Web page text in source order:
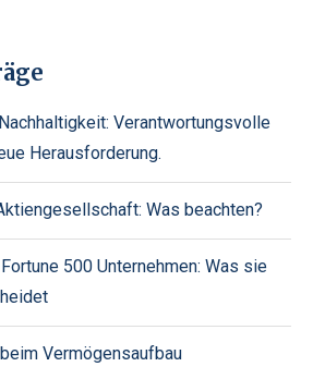
Verantwortungsvolle
Herausforderung.
Was beachten?
500 Unternehmen: Was sie
Vermögensaufbau